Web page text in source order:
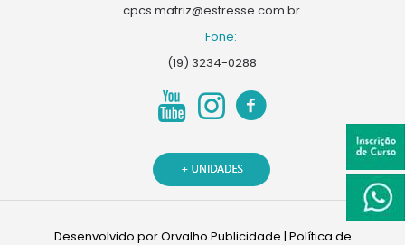
cpcs.matriz@estresse.com.br
Fone:
(19) 3234-0288
Desenvolvido porOrvalho Publicidade | Política de